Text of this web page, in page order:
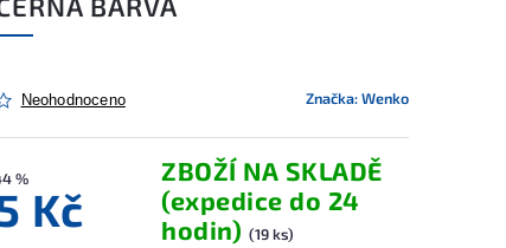
BARVA
Neohodnoceno Značka:Wenko
%
Kč
ZBOŽÍ NA SKLADĚ
(expedice do 24
hodin) (19 ks)